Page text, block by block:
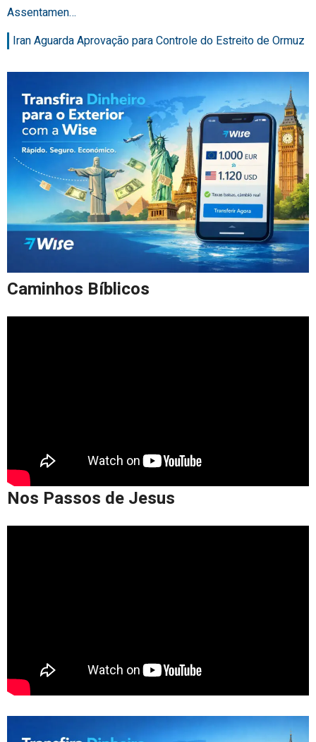
Assentamen…
Iran Aguarda Aprovação para Controle do Estreito de Ormuz
Caminhos Bíblicos
Nos Passos de Jesus